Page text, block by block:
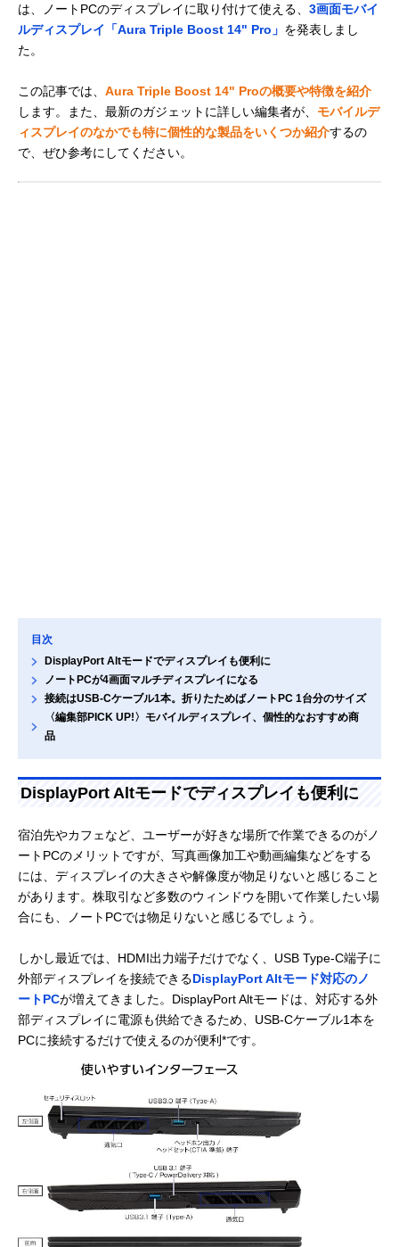
は、ノートPCのディスプレイに取り付けて使える、 3画面モバイ
ルディスプレイ「Aura Triple Boost 14" Pro」 を発表しまし
た。
この記事では、 Aura Triple Boost 14" Proの概要や特徴を紹介
します。また、最新のガジェットに詳しい編集者が、 モバイルデ
ィスプレイのなかでも特に個性的な製品をいくつか紹介するの
で、ぜひ参考にしてください。
目次
DisplayPort Altモードでディスプレイも便利に
ノートPCが4画面マルチディスプレイになる
接続はUSB-Cケーブル1本。折りたためばノートPC 1台分のサイズ
〈編集部PICK UP!〉モバイルディスプレイ、個性的なおすすめ商
品
DisplayPort Altモードでディスプレイも便利に
宿泊先やカフェなど、ユーザーが好きな場所で作業できるのがノ
ートPCのメリットですが、写真画像加工や動画編集などをする
には、ディスプレイの大きさや解像度が物足りないと感じること
があります。株取引など多数のウィンドウを開いて作業したい場
合にも、ノートPCでは物足りないと感じるでしょう。
しかし最近では、HDMI出力端子だけでなく、USB Type-C端子に
外部ディスプレイを接続できるDisplayPort Altモード対応のノ
ートPCが増えてきました。DisplayPort Altモードは、対応する外
部ディスプレイに電源も供給できるため、USB-Cケーブル1本を
PCに接続するだけで使えるのが便利*です。